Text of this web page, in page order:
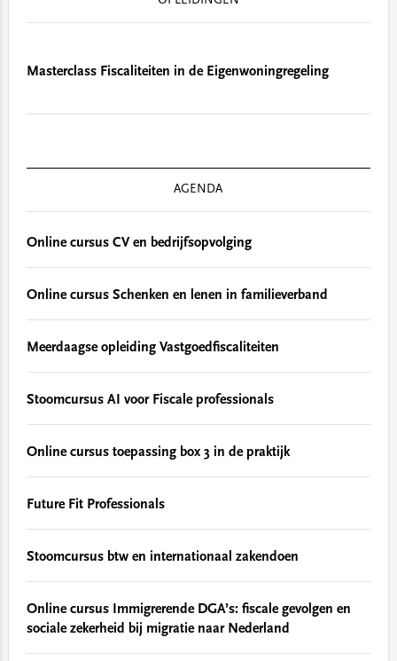
Masterclass Fiscaliteiten in de Eigenwoningregeling
AGENDA
Online cursus CV en bedrijfsopvolging
Online cursus Schenken en lenen in familieverband
Meerdaagse opleiding Vastgoedfiscaliteiten
Stoomcursus AI voor Fiscale professionals
Online cursus toepassing box 3 in de praktijk
Future Fit Professionals
Stoomcursus btw en internationaal zakendoen
Online cursus Immigrerende DGA’s: fiscale gevolgen en
sociale zekerheid bij migratie naar Nederland